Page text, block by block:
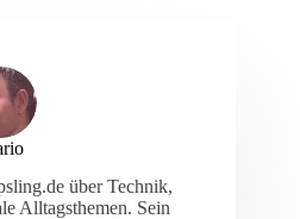
über Technik,
Alltagsthemen. Sein